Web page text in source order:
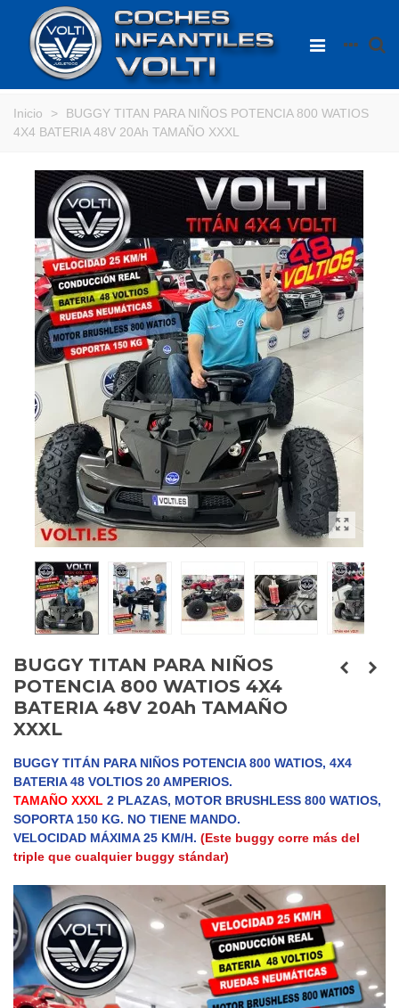
Inicio >
BUGGY TITAN PARA NIÑOS POTENCIA 800 WATIOS
4X4 BATERIA 48V 20Ah TAMAÑO XXXL
BUGGY TITAN PARA NIÑOS
POTENCIA 800 WATIOS 4X4
BATERIA 48V 20Ah TAMAÑO
XXXL
BUGGY TITÁN PARA NIÑOS POTENCIA 800 WATIOS, 4X4
BATERIA 48 VOLTIOS 20 AMPERIOS.
TAMAÑO XXXL 2 PLAZAS, MOTOR BRUSHLESS 800 WATIOS,
SOPORTA 150 KG. NO TIENE MANDO.
VELOCIDAD MÁXIMA 25 KM/H. (Este buggy corre más del
triple que cualquier buggy stándar)